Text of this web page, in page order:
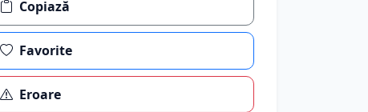
Copiază
Favorite
Eroare